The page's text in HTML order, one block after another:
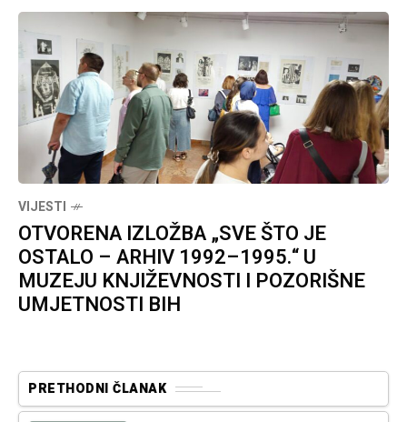
VIJESTI
OTVORENA IZLOŽBA „SVE ŠTO JE
OSTALO – ARHIV 1992–1995.“ U
MUZEJU KNJIŽEVNOSTI I POZORIŠNE
UMJETNOSTI BIH
PRETHODNI ČLANAK